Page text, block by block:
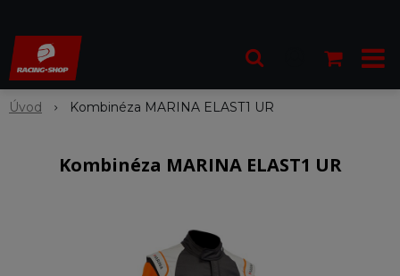
Úvod Kombinéza MARINA ELAST1 UR
Kombinéza MARINA ELAST1 UR